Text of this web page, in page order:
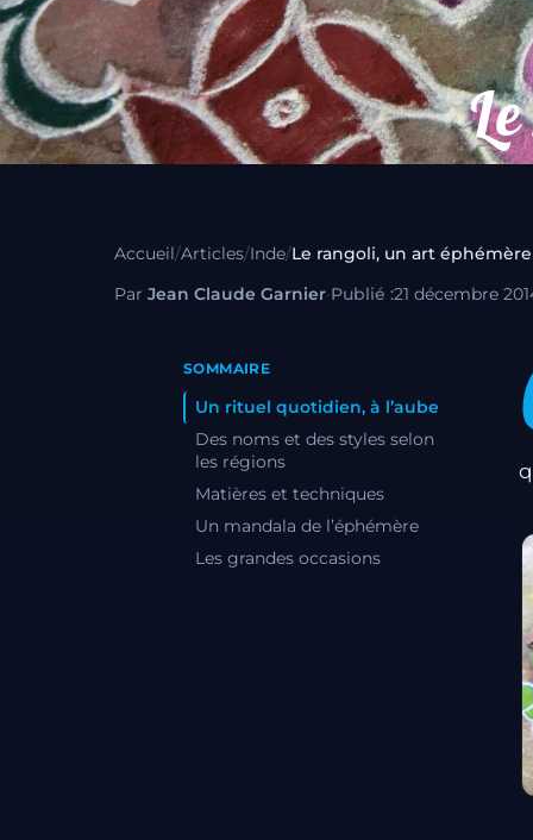
Accueil/Articles/Inde/Le rangoli, un art éphémère
Par Jean Claude Garnier·Publié :21 décembre
SOMMAIRE
Un rituel quotidien, à l’aube
Des noms et des styles selon
les régions
Matières et techniques
Un mandala de l’éphémère
Les grandes occasions